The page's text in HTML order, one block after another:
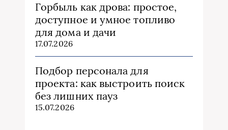
Горбыль как дрова: простое,
доступное и умное топливо
для дома и дачи
17.07.2026
Подбор персонала для
проекта: как выстроить поиск
без лишних пауз
15.07.2026